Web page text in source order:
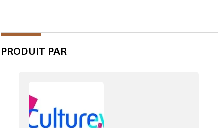
PRODUIT PAR